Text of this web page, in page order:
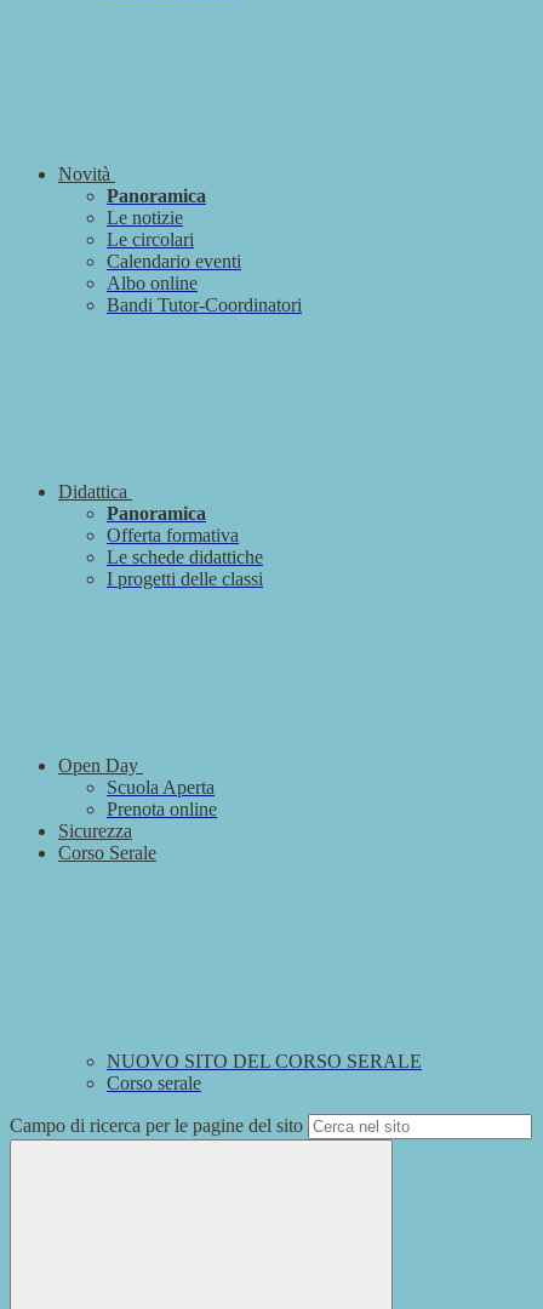
Novità
Panoramica
Le notizie
Le circolari
Calendario eventi
Albo online
Bandi Tutor-Coordinatori
Didattica
Panoramica
Offerta formativa
Le schede didattiche
I progetti delle classi
Open Day
Scuola Aperta
Prenota online
Sicurezza
Corso Serale
NUOVO SITO DEL CORSO SERALE
Corso serale
Campo di ricerca per le pagine del sito